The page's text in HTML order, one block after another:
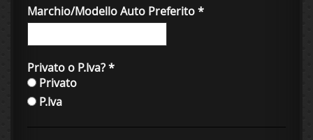
Marchio/Modello Auto Preferito*
Privato o P.Iva?*
Privato
P.Iva